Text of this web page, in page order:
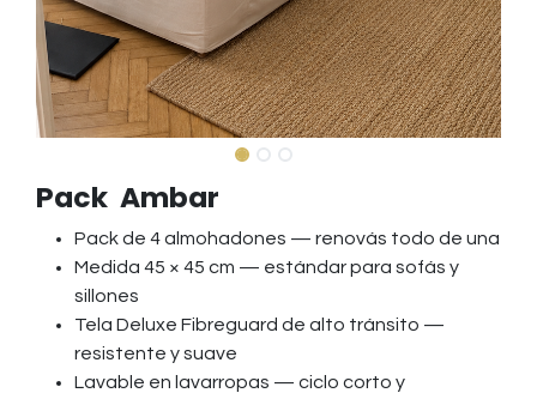
Pack Ambar
Pack de 4 almohadones — renovás todo de una
Medida 45 × 45 cm — estándar para sofás y
sillones
Tela Deluxe Fibreguard de alto tránsito —
resistente y suave
Lavable en lavarropas — ciclo corto y